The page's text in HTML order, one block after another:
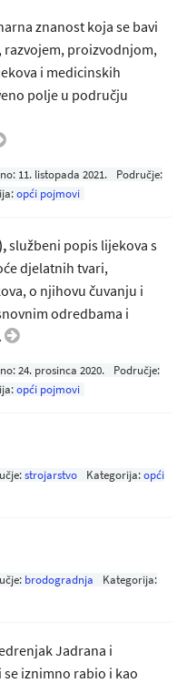
znanost koja se bavi
proizvodnjom,
i medicinskih
polje u području
11. listopada 2021.
Područje:
opći pojmovi
službeni popis lijekova s
djelatnih tvari,
o njihovu čuvanju i
odredbama i
24. prosinca 2020.
Područje:
opći pojmovi
strojarstvo Kategorija: opći
brodogradnja
Kategorija:
Jadrana i
se iznimno rabio i kao